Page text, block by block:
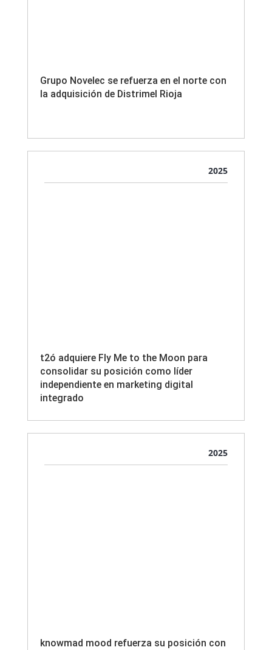
Grupo Novelec se refuerza en el norte con
la adquisición de Distrimel Rioja
2025
t2ó adquiere Fly Me to the Moon para
consolidar su posición como líder
independiente en marketing digital
integrado
2025
knowmad mood refuerza su posición con